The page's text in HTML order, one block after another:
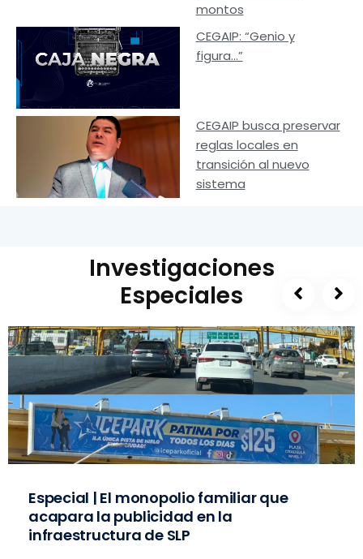
montos
CEGAIP: “Genio y
figura…”
CEGAIP busca preservar
reglas locales en
transición al nuevo
sistema
Investigaciones
Especiales
Especial | El monopolio familiar que
acapara la publicidad en la
infraestructura de SLP